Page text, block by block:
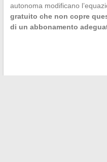
autonoma modificano
gratuito che non copre
di un abbonamento